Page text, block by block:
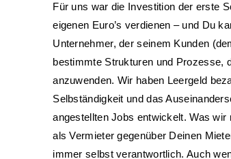
Für uns war die Investition der erste
eigenen Euro’s verdienen – und Du
Unternehmer, der seinem Kunden
bestimmte Strukturen und Prozesse,
anzuwenden. Wir haben Leergeld
Selbständigkeit und das
angestellten Jobs entwickelt. Was
als Vermieter gegenüber Deinen
immer selbst verantwortlich. Auch